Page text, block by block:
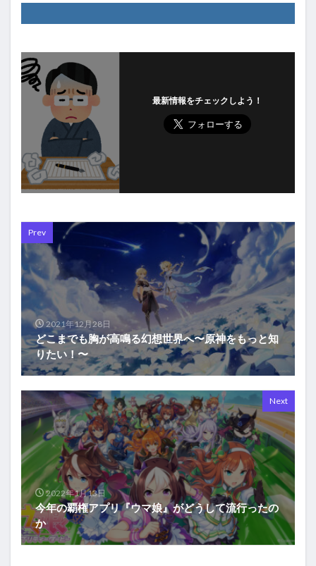
最新情報をチェックしよう！
Prev
2021年12月28日
どこまでも胸が高鳴る幻想世界へ〜原神をもっと知
りたい！〜
Next
2022年1月13日
今年の覇権アプリ『ウマ娘』がどうして流行ったの
か